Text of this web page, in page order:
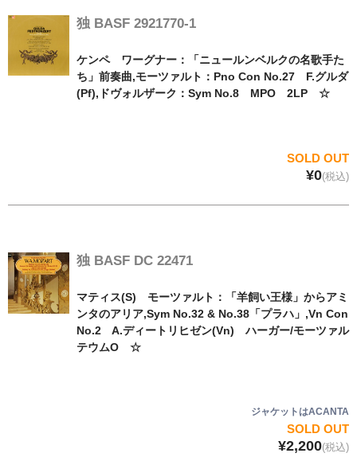
独 BASF 2921770-1
ケンペ ワーグナー：「ニュールンベルクの名歌手た
ち」前奏曲,モーツァルト：Pno Con No.27 F.グルダ
(Pf),ドヴォルザーク：Sym No.8 MPO 2LP ☆
SOLD OUT
¥0(税込)
独 BASF DC 22471
マティス(S) モーツァルト：「羊飼い王様」からアミ
ンタのアリア,Sym No.32 & No.38「プラハ」,Vn Con
No.2 A.ディートリヒゼン(Vn) ハーガー/モーツァル
テウムO ☆
ジャケットはACANTA
SOLD OUT
¥2,200(税込)